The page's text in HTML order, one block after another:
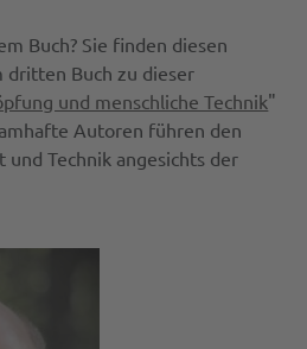
Buch? Sie finden diesen
dritten Buch zu dieser
und menschliche Technik"
Autoren führen den
und Technik angesichts der